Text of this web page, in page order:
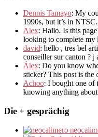
Dennis Tamayo: My
1990s, but it’s in NTSC.
Alex: Hallo. Is this
looking to complete my
david: hello , tres bel
conseiller sur canton ? j
Álex: Do you know
sticker? This post is the
Achoo: I bought one of
knowing anything
Die + gesprächig